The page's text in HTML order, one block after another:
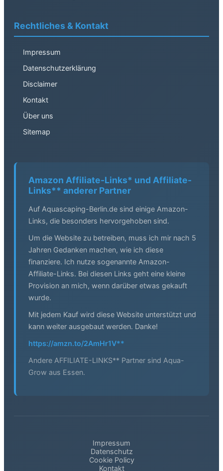
Rechtliches & Kontakt
Impressum
Datenschutzerklärung
Disclaimer
Kontakt
Über uns
Sitemap
Amazon Affiliate-Links* und Affiliate-
Links** anderer Partner
Auf Aquascaping-Berlin.de sind einige Amazon-
Links, die besonders hervorgehoben sind.
Um die Website zu betreiben, muss ich mir nach 5
Jahren Gedanken machen, wie ich diese
finanziere. Ich nutze sogenannte Amazon-
Affiliate-Links. Bei diesen Links geht eine kleine
Provision an mich, wenn darüber etwas gekauft
wurde.
Mit jedem Kauf wird diese Website unterstützt und
kann weiter ausgebaut werden. Danke!
https://amzn.to/2AmHr1V**
Andere AFFILIATE-LINKS** Partner sind Aqua-
Grow aus Essen.
Impressum
Datenschutz
Cookie Policy
Kontakt